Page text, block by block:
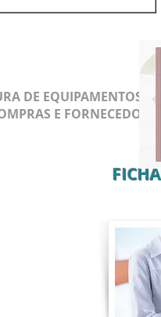
DE EQUIPAMENTOS
E